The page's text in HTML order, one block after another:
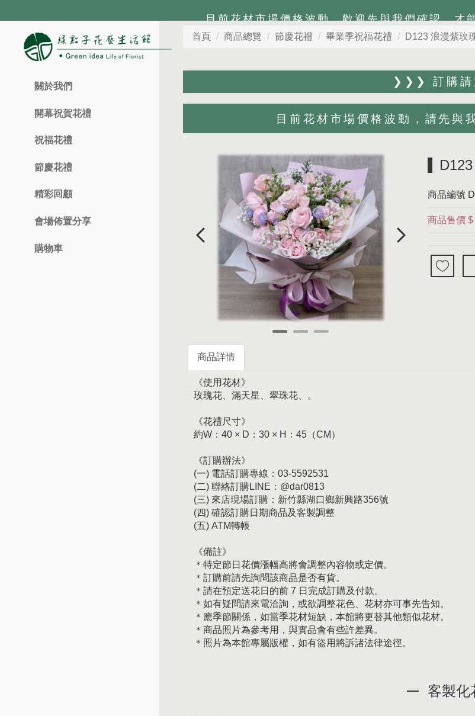
關於我們
開幕祝賀花禮
祝福花禮
節慶花禮
精彩回顧
會場佈置分享
購物車
首頁 商品總覽 節慶花禮 畢業季祝福花禮 D123 浪漫紫玫
❯❯❯ 訂購
目前花材市場價格波動，請先
商品編號
商品售價 $
商品詳情
《使用花材》
玫瑰花、滿天星、翠珠花、。
《花禮尺寸》
約W：40 × D：30 × H：45（CM）
《訂購辦法》
(一) 電話訂購專線：03-5592531
(二) 聯絡訂購LINE：@dar0813
(三) 來店現場訂購：新竹縣湖口鄉新興路356號
(四) 確認訂購日期商品及客製調整
(五) ATM轉帳
《備註》
＊特定節日花價漲幅高將會調整內容物或定價。
＊訂購前請先詢問該商品是否有貨。
＊請在預定送花日的前 7 日完成訂購及付款。
＊如有疑問請來電洽詢，或欲調整花色、花材亦可事先告知。
＊應季節關係，如當季花材短缺，本館將更替其他類似花材。
＊商品照片為參考用，與實品會有些許差異。
＊照片為本館專屬版權，如有盜用將訴諸法律途徑。
客製化
目前花材市場價格波動，歡迎先與我們確認，才